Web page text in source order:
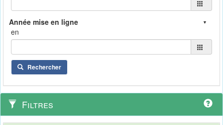
en
Rechercher
Filtres